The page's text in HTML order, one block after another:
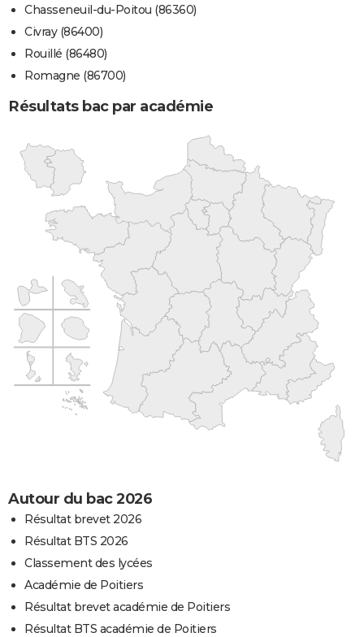
Chasseneuil-du-Poitou (86360)
Civray (86400)
Rouillé (86480)
Romagne (86700)
Résultats bac par académie
Autour du bac 2026
Résultat brevet 2026
Résultat BTS 2026
Classement des lycées
Académie de Poitiers
Résultat brevet académie de Poitiers
Résultat BTS académie de Poitiers